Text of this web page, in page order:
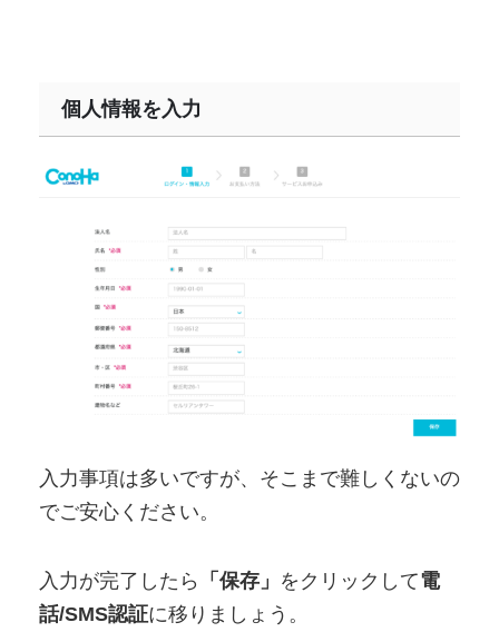
個人情報を入力
入力事項は多いですが、そこまで難しくないの
でご安心ください。
入力が完了したら 「保存」 をクリックして電
話/SMS認証に移りましょう。